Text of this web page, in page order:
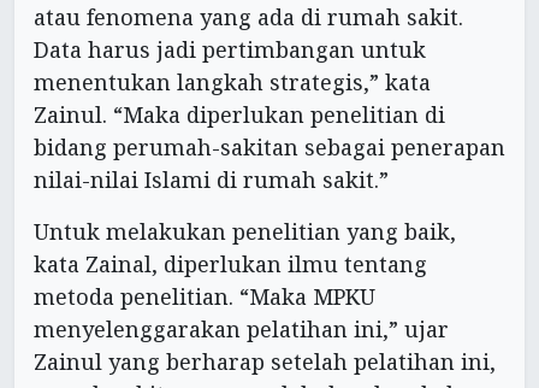
atau fenomena yang ada di rumah sakit.
Data harus jadi pertimbangan untuk
menentukan langkah strategis,” kata
Zainul. “Maka diperlukan penelitian di
bidang perumah-sakitan sebagai penerapan
nilai-nilai Islami di rumah sakit.”
Untuk melakukan penelitian yang baik,
kata Zainal, diperlukan ilmu tentang
metoda penelitian. “Maka MPKU
menyelenggarakan pelatihan ini,” ujar
Zainul yang berharap setelah pelatihan ini,